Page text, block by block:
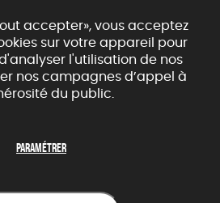
accepter», vous acceptez
sur votre appareil pour
l'utilisation de nos
nos campagnes d’appel à
du public.
Paramétrer